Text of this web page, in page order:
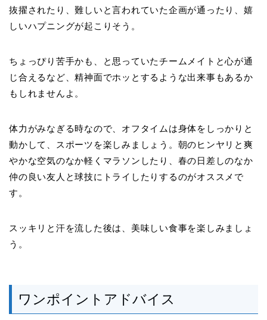
抜擢されたり、難しいと言われていた企画が通ったり、嬉
しいハプニングが起こりそう。
ちょっぴり苦手かも、と思っていたチームメイトと心が通
じ合えるなど、精神面でホッとするような出来事もあるか
もしれませんよ。
体力がみなぎる時なので、オフタイムは身体をしっかりと
動かして、スポーツを楽しみましょう。朝のヒンヤリと爽
やかな空気のなか軽くマラソンしたり、春の日差しのなか
仲の良い友人と球技にトライしたりするのがオススメで
す。
スッキリと汗を流した後は、美味しい食事を楽しみましょ
う。
ワンポイントアドバイス